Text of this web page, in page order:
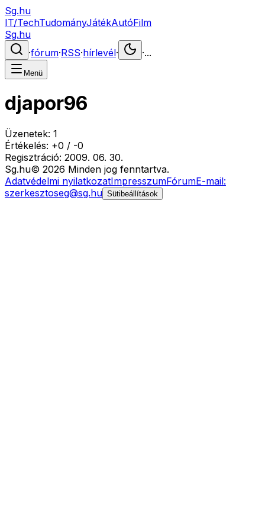
Sg.hu
IT/TechTudományJátékAutóFilm
Sg.hu
·fórum·RSS·hírlevél· ·...
Menü
djapor96
Üzenetek: 1
Értékelés: +0 / -0
Regisztráció: 2009. 06. 30.
Sg.hu© 2026 Minden jog fenntartva.
Adatvédelmi nyilatkozatImpresszumFórumE-mail:
szerkesztoseg@sg.hu Sütibeállítások